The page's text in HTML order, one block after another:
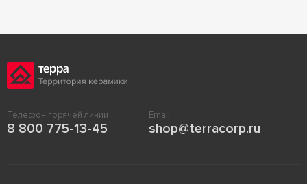
Телефон горячей линии
8 800 775-13-45
Email
shop@terracorp.ru